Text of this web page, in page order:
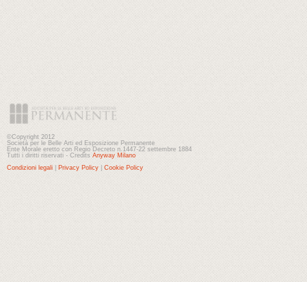
©Copyright 2012
Società per le Belle Arti ed Esposizione Permanente
Ente Morale eretto con Regio Decreto n.1447-22 settembre 1884
Tutti i diritti riservati - Credits Anyway Milano
Condizioni legali
Privacy Policy Cookie Policy